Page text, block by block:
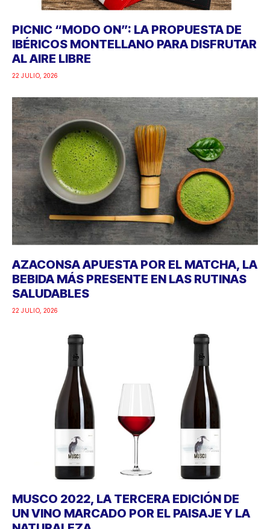
PICNIC “MODO ON”: LA PROPUESTA DE
IBÉRICOS MONTELLANO PARA DISFRUTAR
AL AIRE LIBRE
22 JULIO, 2026
AZACONSA APUESTA POR EL MATCHA, LA
BEBIDA MÁS PRESENTE EN LAS RUTINAS
SALUDABLES
22 JULIO, 2026
MUSCO 2022, LA TERCERA EDICIÓN DE
UN VINO MARCADO POR EL PAISAJE Y LA